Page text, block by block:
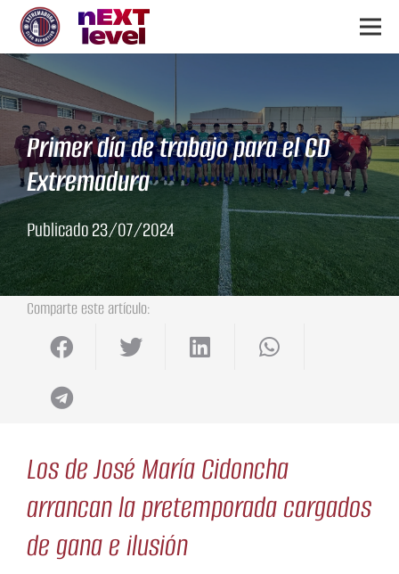
Primer día de trabajo para el CD
Extremadura
Publicado23/07/2024
Comparte este artículo:
Los de José María Cidoncha
arrancan la pretemporada cargados
de gana e ilusión